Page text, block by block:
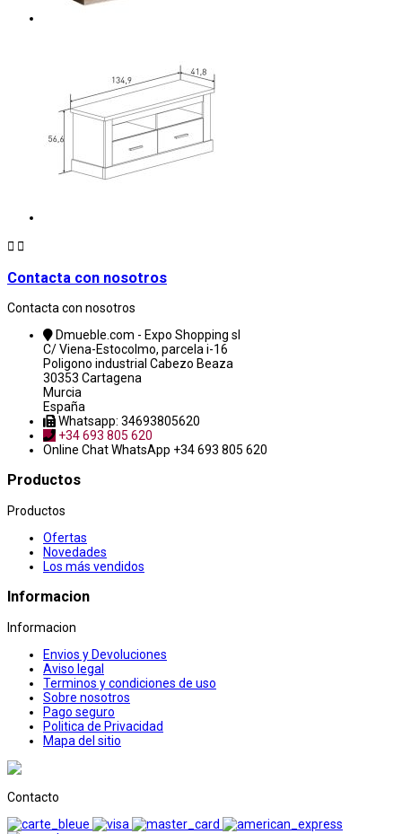
 
Contacta con nosotros
Contacta con nosotros
Dmueble.com - Expo Shopping sl
C/ Viena-Estocolmo, parcela i-16
Poligono industrial Cabezo Beaza
30353 Cartagena
Murcia
España
Whatsapp: 34693805620
+34 693 805 620
Online ChatWhatsApp +34 693 805 620
Productos
Productos
Ofertas
Novedades
Los más vendidos
Informacion
Informacion
Envios y Devoluciones
Aviso legal
Terminos y condiciones de uso
Sobre nosotros
Pago seguro
Politica de Privacidad
Mapa del sitio
Contacto